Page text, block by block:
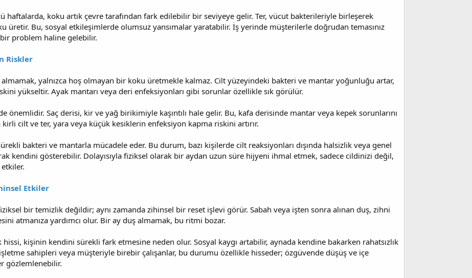
haftalarda, koku artık çevre tarafından fark edilebilir bir seviyeye gelir. Ter, vücut bakterileriyle birleşerek
üretir. Bu, sosyal etkileşimlerde olumsuz yansımalar yaratabilir. İş yerinde müşterilerle doğrudan temasınız
problem haline gelebilir.
Riskler
yalnızca hoş olmayan bir koku üretmekle kalmaz. Cilt yüzeyindeki bakteri ve mantar yoğunluğu artar,
yükseltir. Ayak mantarı veya deri enfeksiyonları gibi sorunlar özellikle sık görülür.
önemlidir. Saç derisi, kir ve yağ birikimiyle kaşıntılı hale gelir. Bu, kafa derisinde mantar veya kepek sorunlarını
kirli cilt ve ter, yara veya küçük kesiklerin enfeksiyon kapma riskini artırır.
bakteri ve mantarla mücadele eder. Bu durum, bazı kişilerde cilt reaksiyonları dışında halsizlik veya genel
kendini gösterebilir. Dolayısıyla fiziksel olarak bir aydan uzun süre hijyeni ihmal etmek, sadece cildinizi değil,
etkiler.
Etkiler
bir temizlik değildir; aynı zamanda zihinsel bir reset işlevi görür. Sabah veya işten sonra alınan duş, zihni
atmanıza yardımcı olur. Bir ay duş almamak, bu ritmi bozar.
hissi, kişinin kendini sürekli fark etmesine neden olur. Sosyal kaygı artabilir, aynada kendine bakarken rahatsızlık
sahipleri veya müşteriyle birebir çalışanlar, bu durumu özellikle hisseder; özgüvende düşüş ve içe
gözlemlenebilir.